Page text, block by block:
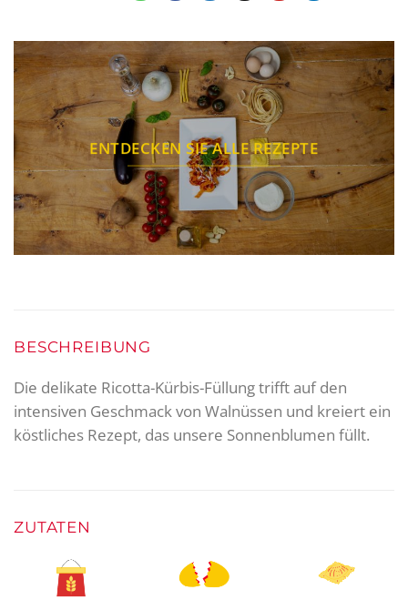
BESCHREIBUNG
Die delikate Ricotta-Kürbis-Füllung trifft auf den
intensiven Geschmack von Walnüssen und kreiert ein
köstliches Rezept, das unsere Sonnenblumen füllt.
ZUTATEN
ENTDECKEN SIE ALLE REZEPTE